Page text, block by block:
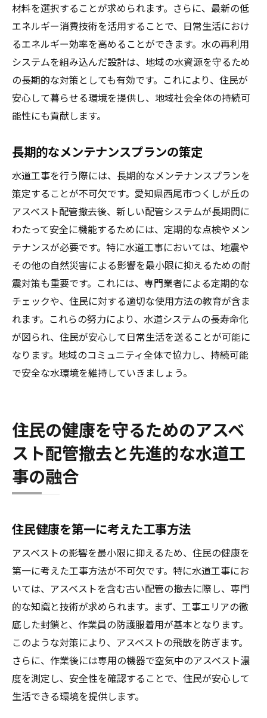
材料を選択することが求められます。さらに、最新の低
エネルギー消費技術を活用することで、日常生活におけ
るエネルギー効率を高めることができます。水の再利用
システムを組み込んだ設計は、地域の水資源を守るため
の長期的な対策としても有効です。これにより、住民が
安心して暮らせる環境を提供し、地域社会全体の持続可
能性にも貢献します。
長期的なメンテナンスプランの策定
水道工事を行う際には、長期的なメンテナンスプランを
策定することが不可欠です。愛知県西尾市つくしが丘の
アスベスト配管撤去後、新しい配管システムが長期間に
わたって安全に機能するためには、定期的な点検やメン
テナンスが必要です。特に水道工事においては、地震や
その他の自然災害による影響を最小限に抑えるための耐
震対策も重要です。これには、専門業者による定期的な
チェックや、住民に対する適切な使用方法の教育が含ま
れます。これらの努力により、水道システムの長寿命化
が図られ、住民が安心して日常生活を送ることが可能に
なります。地域のコミュニティ全体で協力し、持続可能
で安全な水環境を維持していきましょう。
住民の健康を守るためのアスベ
スト配管撤去と先進的な水道工
事の融合
住民健康を第一に考えた工事方法
アスベストの影響を最小限に抑えるため、住民の健康を
第一に考えた工事方法が不可欠です。特に水道工事にお
いては、アスベストを含む古い配管の撤去に際し、専門
的な知識と技術が求められます。まず、工事エリアの徹
底した封鎖と、作業員の防護服着用が基本となります。
このような対策により、アスベストの飛散を防ぎます。
さらに、作業後には専用の機器で空気中のアスベスト濃
度を測定し、安全性を確認することで、住民が安心して
生活できる環境を提供します。